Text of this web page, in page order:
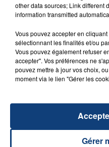
20 juillet 2026
UNE ADOLESCENTE
OPÉRER DE LA
reconnu sa
TITRES DIFFUSÉS
other data sources; Link different
information transmitted
Vous pouvez accepter en
sélectionnant les finalités et/ou
Vous pouvez également refuser
accepter". Vos préférences ne
pouvez mettre à jour vos choix,
moment via le lien "Gérer les
Gérer